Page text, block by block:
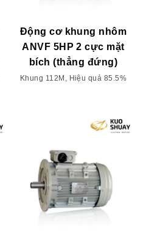
Động cơ khung nhôm
ANVF 5HP 2 cực mặt
bích (thẳng đứng)
Khung 112M, Hiệu quả 85.5%